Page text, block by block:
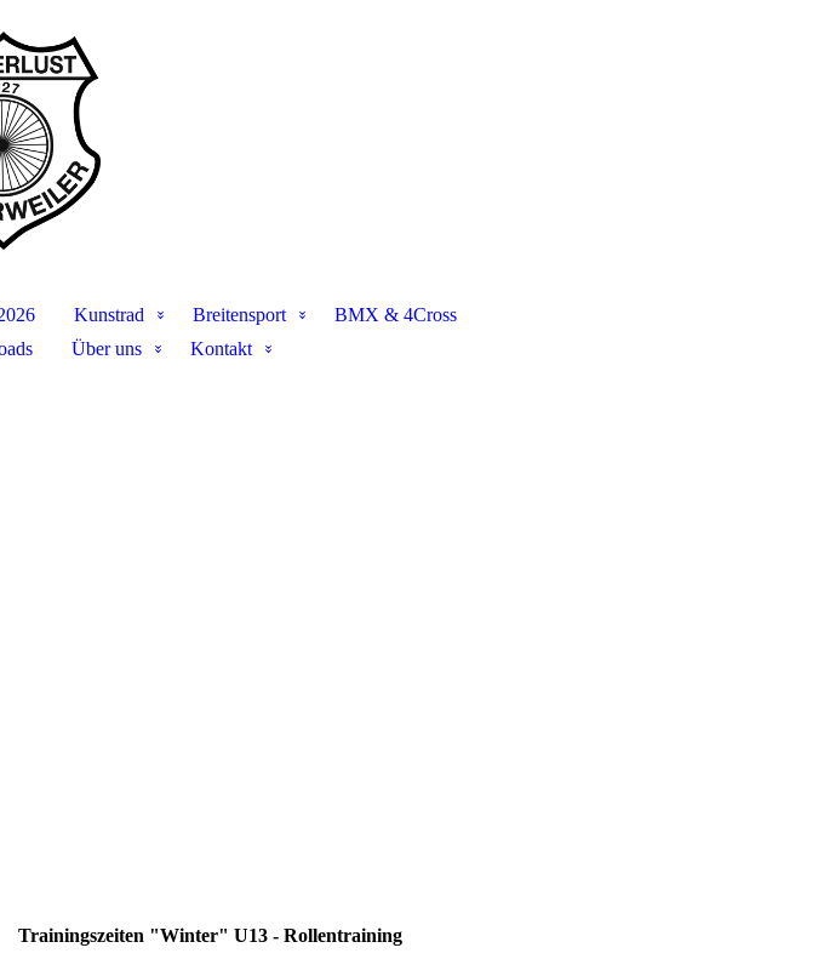
Kunstrad Breitensport
BMX & 4Cross
Über uns Kontakt
Trainingszeiten "Winter" U13 - Rollentraining